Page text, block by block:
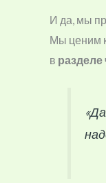
И да, мы
Мы ценим
в